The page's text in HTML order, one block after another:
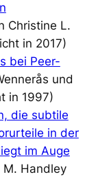
Christine L.
in 2017)
bei Peer-
und
in 1997)
die subtile
in der
im Auge
M. Handley